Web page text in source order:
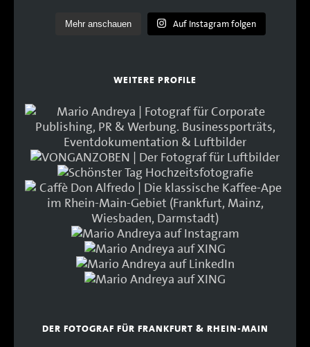
Mehr anschauen Auf Instagram folgen
WEITERE PROFILE
DER FOTOGRAF FÜR FRANKFURT & RHEIN-MAIN